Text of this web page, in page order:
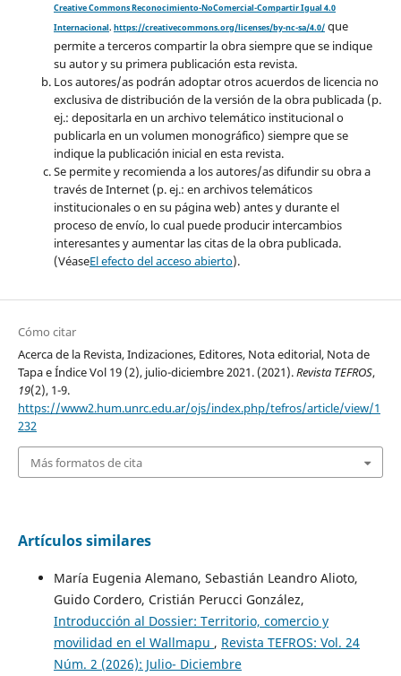
Creative Commons Reconocimiento-NoComercial-Compartir Igual 4.0
Internacional. https://creativecommons.org/licenses/by-nc-sa/4.0/que
permite a terceros compartir la obra siempre que se indique
su autor y su primera publicación esta revista.
Los autores/as podrán adoptar otros acuerdos de licencia no
exclusiva de distribución de la versión de la obra publicada (p.
ej.: depositarla en un archivo telemático institucional o
publicarla en un volumen monográfico) siempre que se
indique la publicación inicial en esta revista.
Se permite y recomienda a los autores/as difundir su obra a
través de Internet (p. ej.: en archivos telemáticos
institucionales o en su página web) antes y durante el
proceso de envío, lo cual puede producir intercambios
interesantes y aumentar las citas de la obra publicada.
(VéaseEl efecto del acceso abierto).
Cómo citar
Acerca de la Revista, Indizaciones, Editores, Nota editorial, Nota de
Tapa e Índice Vol 19 (2), julio-diciembre 2021. (2021).Revista TEFROS,
19(2), 1-9.
https://www2.hum.unrc.edu.ar/ojs/index.php/tefros/article/view/1
232
Más formatos de cita
Artículos similares
María Eugenia Alemano, Sebastián Leandro Alioto,
Guido Cordero, Cristián Perucci González,
Introducción al Dossier: Territorio, comercio y
movilidad en el Wallmapu , Revista TEFROS: Vol. 24
Núm. 2 (2026): Julio- Diciembre